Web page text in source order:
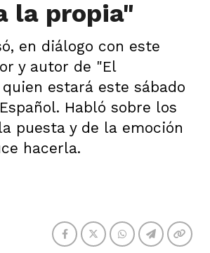
la propia"
en diálogo con este
y autor de "El
estará este sábado
Habló sobre los
puesta y de la emoción
hacerla.